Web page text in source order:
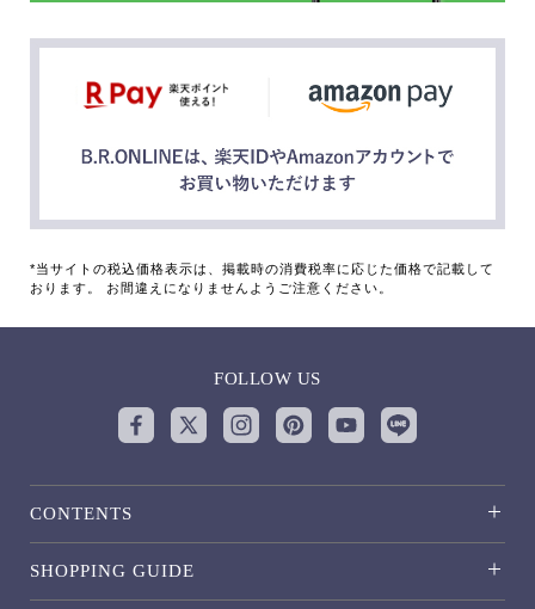
*当サイトの税込価格表示は、掲載時の消費税率に応じた価格で記載して
おります。 お間違えになりませんようご注意ください。
FOLLOW US
CONTENTS
SHOPPING GUIDE